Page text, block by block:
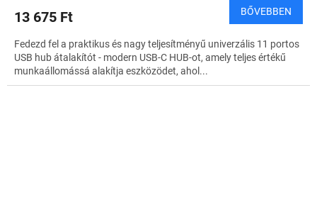
13 675 Ft BŐVEBBEN
Fedezd fel a praktikus és nagy teljesítményű univerzális 11 portos
USB hub átalakítót - modern USB-C HUB-ot, amely teljes értékű
munkaállomássá alakítja eszközödet, ahol...